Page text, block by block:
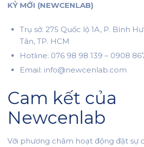
KỶ MỚI (NEWCENLAB)
Trụ sở: 275 Quốc lộ 1A, P. Bình
Tân, TP. HCM
Hotline: 076 98 98 139 – 0908
Email: info@newcenlab.com
Cam kết của
Newcenlab
Với phương châm hoạt động đặt sự